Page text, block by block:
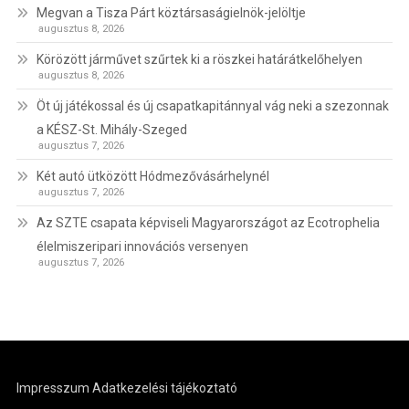
Megvan a Tisza Párt köztársaságielnök-jelöltje
augusztus 8, 2026
Körözött járművet szűrtek ki a röszkei határátkelőhelyen
augusztus 8, 2026
Öt új játékossal és új csapatkapitánnyal vág neki a szezonnak
a KÉSZ-St. Mihály-Szeged
augusztus 7, 2026
Két autó ütközött Hódmezővásárhelynél
augusztus 7, 2026
Az SZTE csapata képviseli Magyarországot az Ecotrophelia
élelmiszeripari innovációs versenyen
augusztus 7, 2026
Impresszum Adatkezelési tájékoztató